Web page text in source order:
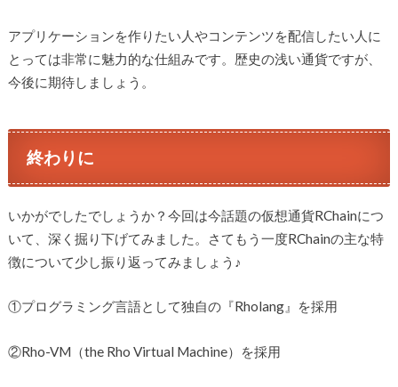
アプリケーションを作りたい人やコンテンツを配信したい人に
とっては非常に魅力的な仕組みです。歴史の浅い通貨ですが、
今後に期待しましょう。
終わりに
いかがでしたでしょうか？今回は今話題の仮想通貨RChainにつ
いて、深く掘り下げてみました。さてもう一度RChainの主な特
徴について少し振り返ってみましょう♪
①プログラミング言語として独自の『Rholang』を採用
②Rho-VM（the Rho Virtual Machine）を採用